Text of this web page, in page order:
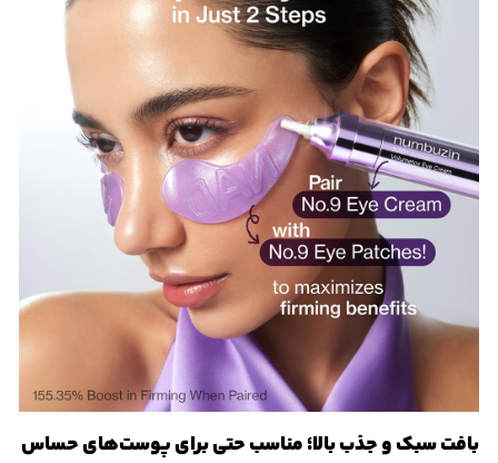
بافت سبک و جذب بالا؛ مناسب حتی برای پوست‌های حساس